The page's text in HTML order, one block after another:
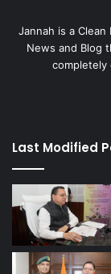
Jannah is a
News and Blog
completely
Last Modified